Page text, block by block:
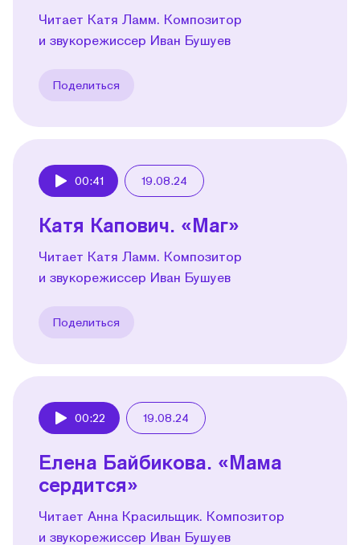
Читает Катя Ламм. Композитор
и звукорежиссер Иван Бушуев
Поделиться
00:41 19.08.24
Катя Капович. «Маг»
Читает Катя Ламм. Композитор
и звукорежиссер Иван Бушуев
Поделиться
00:22 19.08.24
Елена Байбикова. «Мама
сердится»
Читает Анна Красильщик. Композитор
и звукорежиссер Иван Бушуев